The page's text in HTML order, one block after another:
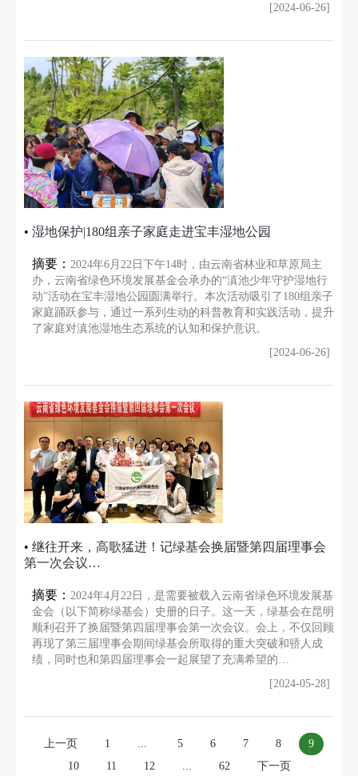
[2024-06-26]
• 湿地保护|180组亲子家庭走进宝丰湿地公园
摘要： 2024年6月22日下午14时，由云南省林业和草原局主
办，云南省绿色环境发展基金会承办的“滇池少年守护湿地行
动”活动在宝丰湿地公园圆满举行。本次活动吸引了180组亲子
家庭踊跃参与，通过一系列生动的科普教育和实践活动，提升
了家庭对滇池湿地生态系统的认知和保护意识。
[2024-06-26]
• 继往开来，高歌猛进！记绿基会换届暨第四届理事会
第一次会议…
摘要： 2024年4月22日，是需要被载入云南省绿色环境发展基
金会（以下简称绿基会）史册的日子。这一天，绿基会在昆明
顺利召开了换届暨第四届理事会第一次会议。会上，不仅回顾
再现了第三届理事会期间绿基会所取得的重大突破和骄人成
绩，同时也和第四届理事会一起展望了充满希望的…
[2024-05-28]
上一页 1 ... 5 6 7 8
9
10
11 12 ... 62 下一页